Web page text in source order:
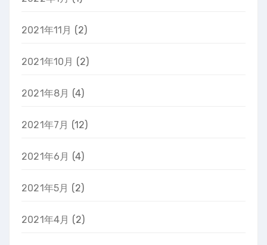
2021年11月 (2)
2021年10月 (2)
2021年8月 (4)
2021年7月 (12)
2021年6月 (4)
2021年5月 (2)
2021年4月 (2)